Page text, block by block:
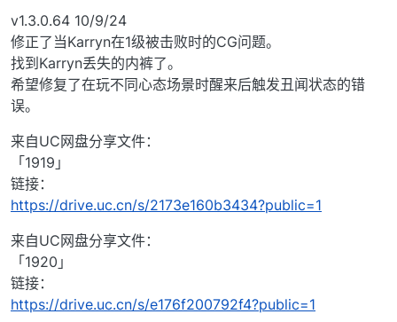
v1.3.0.64 10/9/24
修正了当Karryn在1级被击败时的CG问题。
找到Karryn丢失的内裤了。
希望修复了在玩不同心态场景时醒来后触发丑闻状态的错
误。
来自UC网盘分享文件：
「1919」
链接：
https://drive.uc.cn/s/2173e160b3434?public=1
来自UC网盘分享文件：
「1920」
链接：
https://drive.uc.cn/s/e176f200792f4?public=1